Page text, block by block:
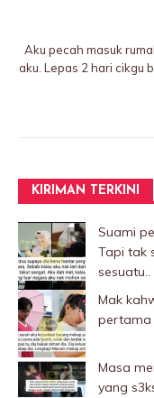
Aku pecah masuk
aku. Lepas 2 hari cikgu
KIRIMAN TERKINI
Suami
Tapi tak
sesuatu..
Mak
pertama
Masa
yang